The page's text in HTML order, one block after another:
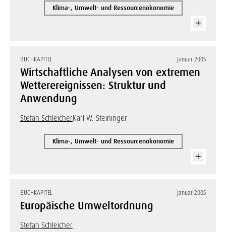
Klima-, Umwelt- und Ressourcenökonomie
BUCHKAPITEL Januar 2005
Wirtschaftliche Analysen von extremen
Wetterereignissen: Struktur und
Anwendung
Stefan SchleicherKarl W. Steininger
Klima-, Umwelt- und Ressourcenökonomie
BUCHKAPITEL Januar 2005
Europäische Umweltordnung
Stefan Schleicher